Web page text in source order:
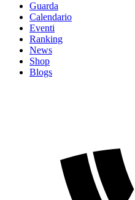
Guarda
Calendario
Eventi
Ranking
News
Shop
Blogs